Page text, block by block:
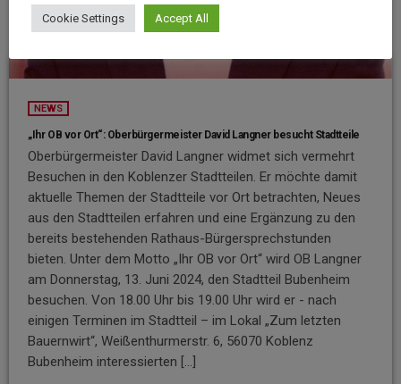
NEWS
„Ihr OB vor Ort“: Oberbürgermeister David Langner besucht Stadtteile
Oberbürgermeister David Langner widmet sich vermehrt
Besuchen in den Koblenzer Stadtteilen. Er möchte damit
aktuelle Themen der Stadtteile vor Ort betrachten, Neues
aus den Stadtteilen erfahren und eine Ergänzung zu den
bereits bestehenden Rathaus-Bürgersprechstunden
bieten. Unter dem Motto „Ihr OB vor Ort“ wird OB Langner
am Donnerstag, 13. Juni 2024, den Stadtteil Bubenheim
besuchen. Von 18.00 Uhr bis 19.00 Uhr wird er - nach
einigen Terminen im Stadtteil – im Lokal „Zum letzten
Bauernwirt“, Weißenthurmerstr. 6, 56070 Koblenz
Bubenheim interessierten […]
Cookie Settings Accept All